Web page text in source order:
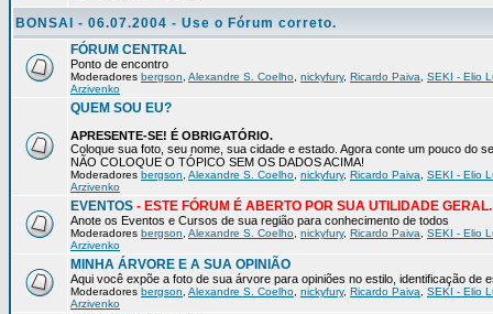
BONSAI - 06.07.2004 - Use o Fórum correto.
FÓRUM CENTRAL
Ponto de encontro
Moderadores bergson Alexandre S. Coelho nickyfury, Ricardo Paiva
SEKI - Elio
Arzivenko
QUEM SOU EU?
APRESENTE-SE! É OBRIGATÓRIO.
Coloque sua foto, seu nome, sua cidade e estado. Agora conte um pouco do
NÃO COLOQUE O TÓPICO SEM OS DADOS ACIMA!
Moderadores bergson Alexandre S. Coelho nickyfury, Ricardo Paiva
SEKI - Elio
Arzivenko
EVENTOS - ESTE FÓRUM É ABERTO POR SUA UTILIDADE GERAL.
Anote os Eventos e Cursos de sua região para conhecimento de todos
Moderadores bergson Alexandre S. Coelho nickyfury, Ricardo Paiva
SEKI - Elio
Arzivenko
MINHA ÁRVORE E A SUA OPINIÃO
Aqui você expõe a foto de sua árvore para opiniões no estilo, identificação de
Moderadores bergson Alexandre S. Coelho nickyfury, Ricardo Paiva
SEKI - Elio
Arzivenko